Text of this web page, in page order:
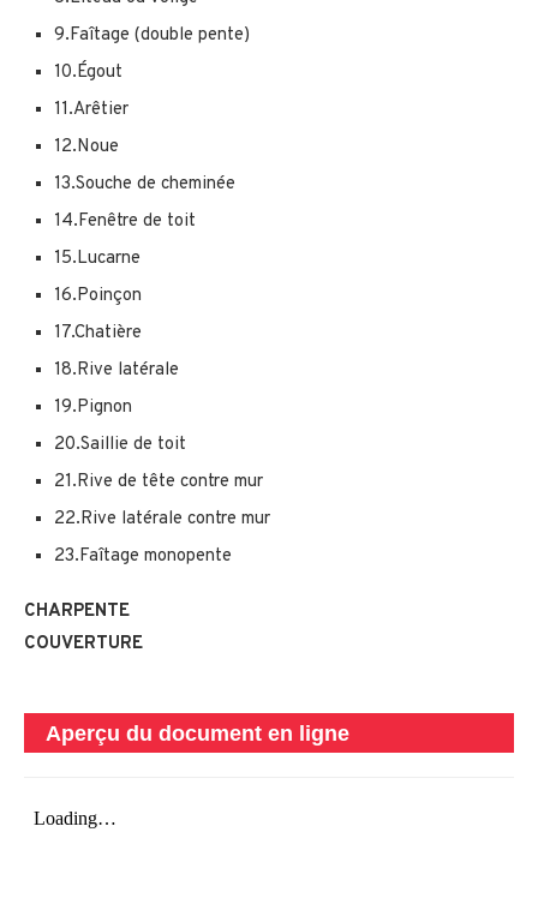
9.Faîtage (double pente)
10.Égout
11.Arêtier
12.Noue
13.Souche de cheminée
14.Fenêtre de toit
15.Lucarne
16.Poinçon
17.Chatière
18.Rive latérale
19.Pignon
20.Saillie de toit
21.Rive de tête contre mur
22.Rive latérale contre mur
23.Faîtage monopente
CHARPENTE
COUVERTURE
Aperçu du document en ligne